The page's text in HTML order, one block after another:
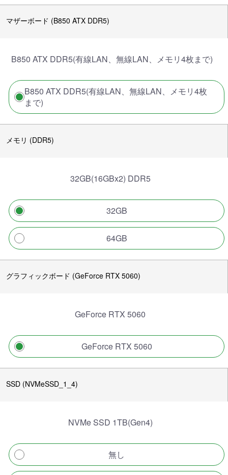
マザーボード (B850 ATX DDR5)
B850 ATX DDR5(有線LAN、無線LAN、メモリ4枚まで)
B850 ATX DDR5(有線LAN、無線LAN、メモリ4枚
まで)
メモリ (DDR5)
32GB(16GBx2) DDR5
32GB
64GB
グラフィックボード (GeForce RTX 5060)
GeForce RTX 5060
GeForce RTX 5060
SSD (NVMeSSD_1_4)
NVMe SSD 1TB(Gen4)
無し